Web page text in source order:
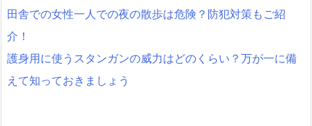
田舎での女性一人での夜の散歩は危険？防犯対策もご紹
介！
護身用に使うスタンガンの威力はどのくらい？万が一に備
えて知っておきましょう